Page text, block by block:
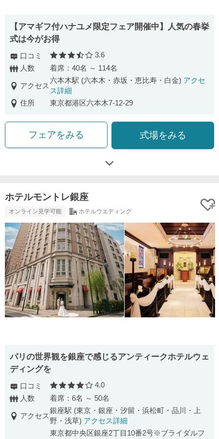
【アマギフ付ハナユメ限定フェア開催中】人気の春挙
式は今がお得
口コミ 口コミ評価
3.6
人数
着席：40名 ～ 114名
アクセス
六本木駅 (六本木・赤坂・恵比寿・白金) アクセ
ス詳細
住所
東京都港区六本木7-12-29
フェアをみる 式場をみる
ホテルモントレ銀座
オンライン見学可能 ホテルウエディング
パリの世界観を銀座で感じるアンティークホテルウェ
ディングを
口コミ 口コミ評価
4.0
人数
着席：6名 ～ 50名
アクセス
銀座駅 (東京・銀座・汐留・浜松町・品川・上
野・浅草) アクセス詳細
東京都中央区銀座2丁目10番2号※ブライダルフ